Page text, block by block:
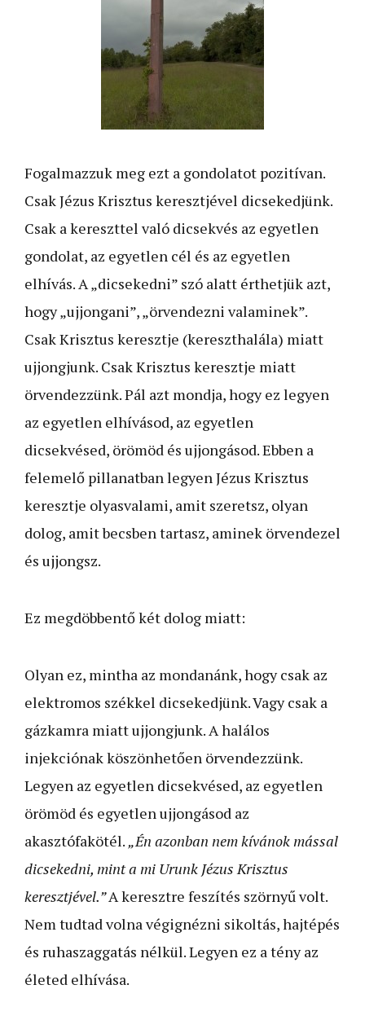
Fogalmazzuk meg ezt a gondolatot pozitívan.
Csak Jézus Krisztus keresztjével dicsekedjünk.
Csak a kereszttel való dicsekvés az egyetlen
gondolat, az egyetlen cél és az egyetlen
elhívás. A „dicsekedni” szó alatt érthetjük azt,
hogy „ujjongani”, „örvendezni valaminek”.
Csak Krisztus keresztje (kereszthalála) miatt
ujjongjunk. Csak Krisztus keresztje miatt
örvendezzünk. Pál azt mondja, hogy ez legyen
az egyetlen elhívásod, az egyetlen
dicsekvésed, örömöd és ujjongásod. Ebben a
felemelő pillanatban legyen Jézus Krisztus
keresztje olyasvalami, amit szeretsz, olyan
dolog, amit becsben tartasz, aminek örvendezel
és ujjongsz.
Ez megdöbbentő két dolog miatt:
Olyan ez, mintha az mondanánk, hogy csak az
elektromos székkel dicsekedjünk. Vagy csak a
gázkamra miatt ujjongjunk. A halálos
injekciónak köszönhetően örvendezzünk.
Legyen az egyetlen dicsekvésed, az egyetlen
örömöd és egyetlen ujjongásod az
akasztófakötél.„Én azonban nem kívánok mással
dicsekedni, mint a mi Urunk Jézus Krisztus
keresztjével.”A keresztre feszítés szörnyű volt.
Nem tudtad volna végignézni sikoltás, hajtépés
és ruhaszaggatás nélkül. Legyen ez a tény az
életed elhívása.